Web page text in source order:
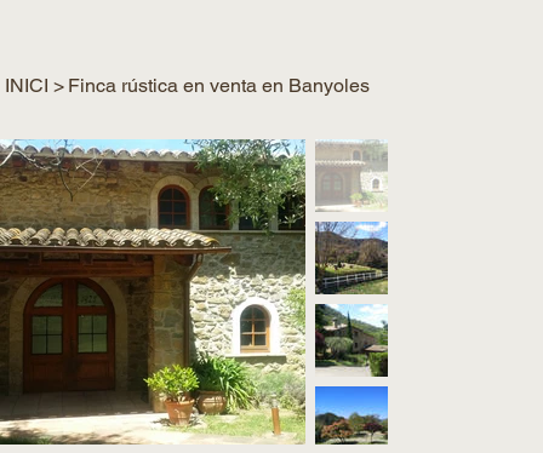
INICI > Finca rústica en venta en Banyoles